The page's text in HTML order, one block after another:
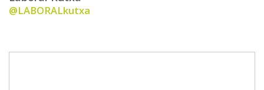
@LABORALkutxa